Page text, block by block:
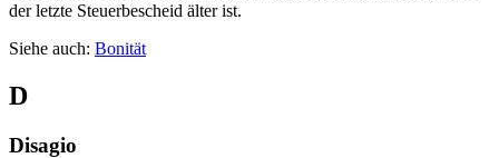
der letzte Steuerbescheid älter ist.
Siehe auch: Bonität
D
Disagio